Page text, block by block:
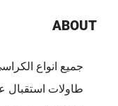
ABOUT
جميع انواع
طاولات استقبال